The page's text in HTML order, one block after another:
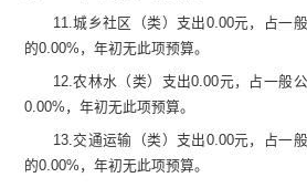
11.城乡社区（类）支出0.00元，占一
的0.00% ，年初无此项预算。
12.农林水（类）支出0.00元，占一般
0.00% ，年初无此项预算。
13.交通运输（类）支出0.00元，占一
的0.00% ，年初无此项预算。